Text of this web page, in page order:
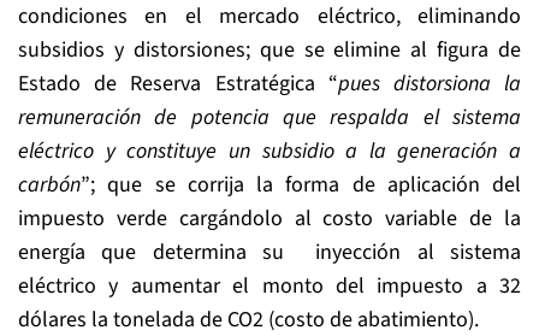
condiciones en el mercado eléctrico, eliminando
subsidios y distorsiones; que se elimine al figura de
Estado de Reserva Estratégica “pues distorsiona la
remuneración de potencia que respalda el sistema
eléctrico y constituye un subsidio a la generación a
carbón”; que se corrija la forma de aplicación del
impuesto verde cargándolo al costo variable de la
energía que determina su inyección al sistema
eléctrico y aumentar el monto del impuesto a 32
dólares la tonelada de CO2 (costo de abatimiento).